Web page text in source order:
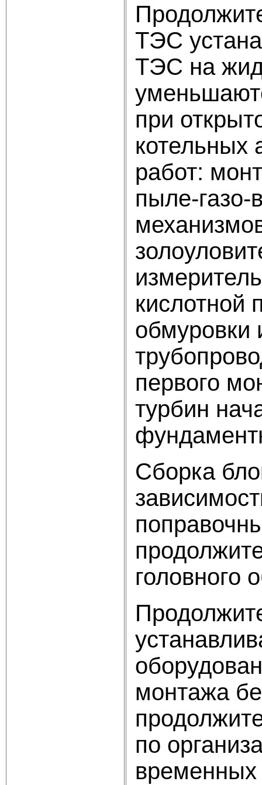
ТЭС
ТЭС на
при
котельных
работ:
пыле-газо-
кислотной
обмуровки
первого
турбин
Сборка
головного
монтажа
по
временных